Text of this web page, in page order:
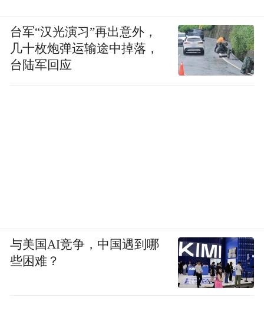
台军“汉光演习”再出意外，
几十枚炮弹运输途中掉落，
台陆军回应
与美国AI竞争，中国遇到哪
些困难？